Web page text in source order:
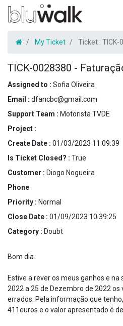
My Ticket Ticket : TICK-
TICK-0028380 -
Assigned to : Sofia Oliveira
Email : dfancbc@gmail.com
Support Team : Motorista TVDE
Project :
Create Date : 01/03/2023 11:09:39
Is Ticket Closed? : True
Customer : Diogo Nogueira
Phone
Priority : Normal
Close Date : 01/09/2023 10:39:25
Category : Doubt
Bom dia.
Estive a rever os meus ganhos e
2022 a 25 de Dezembro de 2022
errados. Pela informação que
411euros e o valor apresentado é